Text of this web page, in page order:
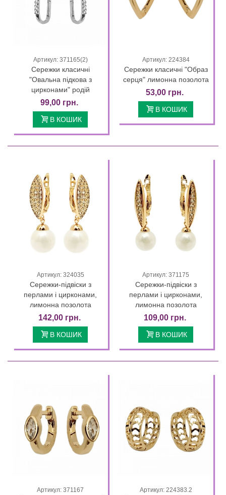
Артикул: 371165(2)
Сережки класичні
"Овальна підкова з
цирконами" родій
99,00 грн.
В КОШИК
Артикул: 224384
Сережки класичні "Образ
серця" лимонна позолота
53,00 грн.
В КОШИК
Артикул: 324035
Сережки-підвіски з
перлами і цирконами,
лимонна позолота
142,00 грн.
В КОШИК
Артикул: 371175
Сережки-підвіски з
перлами і цирконами,
лимонна позолота
109,00 грн.
В КОШИК
Артикул: 371167 Артикул: 224383.2